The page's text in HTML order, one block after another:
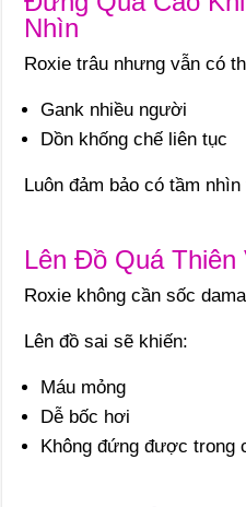
Nhìn
Roxie trâu nhưng vẫn có
Gank nhiều người
Dồn khống chế liên tục
Luôn đảm bảo có tầm
Lên Đồ Quá
Roxie không cần sốc
Lên đồ sai sẽ khiến:
Máu mỏng
Dễ bốc hơi
Không đứng được trong